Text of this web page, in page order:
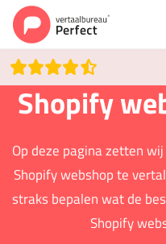
Shopify
Op deze pagina zetten
Shopify webshop te
straks bepalen wat de
Shopify